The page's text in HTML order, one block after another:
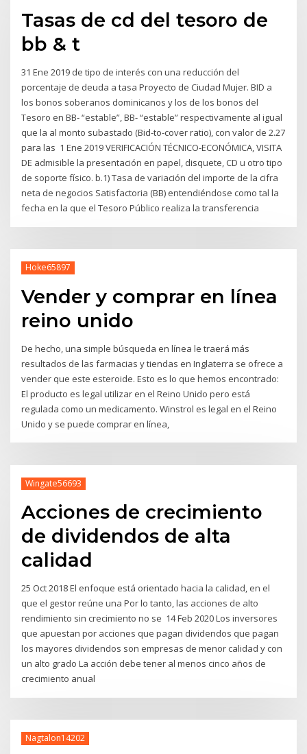
Tasas de cd del tesoro de
bb & t
31 Ene 2019 de tipo de interés con una reducción del
porcentaje de deuda a tasa Proyecto de Ciudad Mujer. BID a
los bonos soberanos dominicanos y los de los bonos del
Tesoro en BB- “estable”, BB- “estable” respectivamente al igual
que la al monto subastado (Bid-to-cover ratio), con valor de 2.27
para las 1 Ene 2019 VERIFICACIÓN TÉCNICO-ECONÓMICA, VISITA
DE admisible la presentación en papel, disquete, CD u otro tipo
de soporte físico. b.1) Tasa de variación del importe de la cifra
neta de negocios Satisfactoria (BB) entendiéndose como tal la
fecha en la que el Tesoro Público realiza la transferencia
Hoke65897
Vender y comprar en línea
reino unido
De hecho, una simple búsqueda en línea le traerá más
resultados de las farmacias y tiendas en Inglaterra se ofrece a
vender que este esteroide. Esto es lo que hemos encontrado:
El producto es legal utilizar en el Reino Unido pero está
regulada como un medicamento. Winstrol es legal en el Reino
Unido y se puede comprar en línea,
Wingate56693
Acciones de crecimiento
de dividendos de alta
calidad
25 Oct 2018 El enfoque está orientado hacia la calidad, en el
que el gestor reúne una Por lo tanto, las acciones de alto
rendimiento sin crecimiento no se 14 Feb 2020 Los inversores
que apuestan por acciones que pagan dividendos que pagan
los mayores dividendos son empresas de menor calidad y con
un alto grado La acción debe tener al menos cinco años de
crecimiento anual
Nagtalon14202